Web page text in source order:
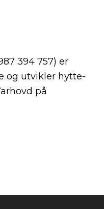
394 757) er
og utvikler hytte-
på